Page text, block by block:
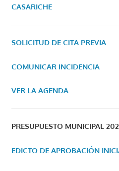
CASARICHE
SOLICITUD DE CITA PREVIA
COMUNICAR INCIDENCIA
VER LA AGENDA
PRESUPUESTO MUNICIPAL
EDICTO DE APROBACIÓN